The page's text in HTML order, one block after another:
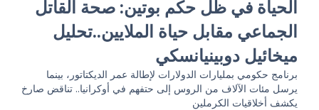
الحياة في ظل حكم بوتين: صحة القاتل
الجماعي مقابل حياة الملايين..تحليل
ميخائيل دوبينيانسكي
برنامج حكومي بمليارات الدولارات لإطالة عمر الديكتاتور، بينما
يرسل مئات الآلاف من الروس إلى حتفهم في أوكرانيا.. تناقض صارخ
يكشف أخلاقيات الكرملين